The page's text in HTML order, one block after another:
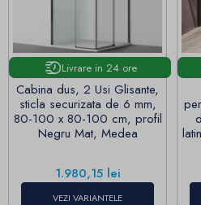
Livrare in 24 ore
Cabina dus, 2 Usi Glisante,
sticla securizata de 6 mm,
80-100 x 80-100 cm, profil
Negru Mat, Medea
Pret
1.980,15 lei
VEZI VARIANTELE